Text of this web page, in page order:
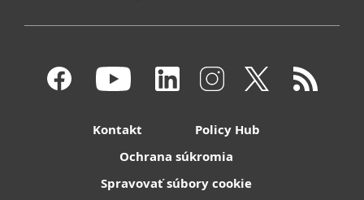
Kontakt
Policy Hub
Ochrana súkromia
Spravovať súbory cookie